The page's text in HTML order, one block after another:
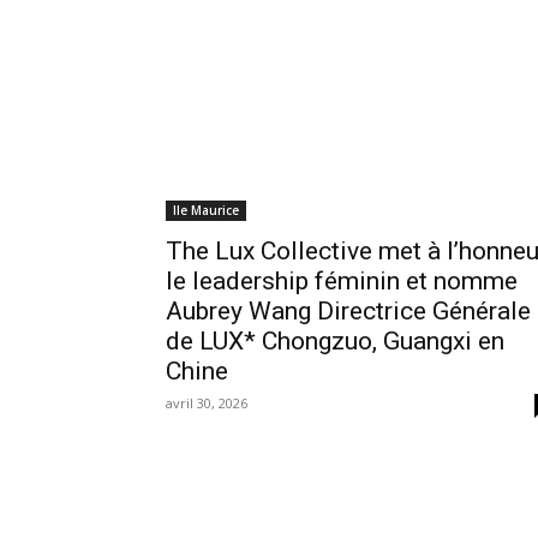
Ile Maurice
The Lux Collective met à
le leadership féminin et nomme
Aubrey Wang Directrice Générale
de LUX* Chongzuo, Guangxi en
Chine
avril 30, 2026